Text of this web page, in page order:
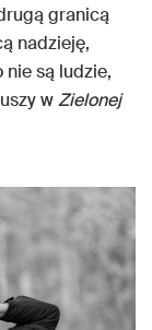
granicą
nadzieję,
nie są ludzie,
wZielonej